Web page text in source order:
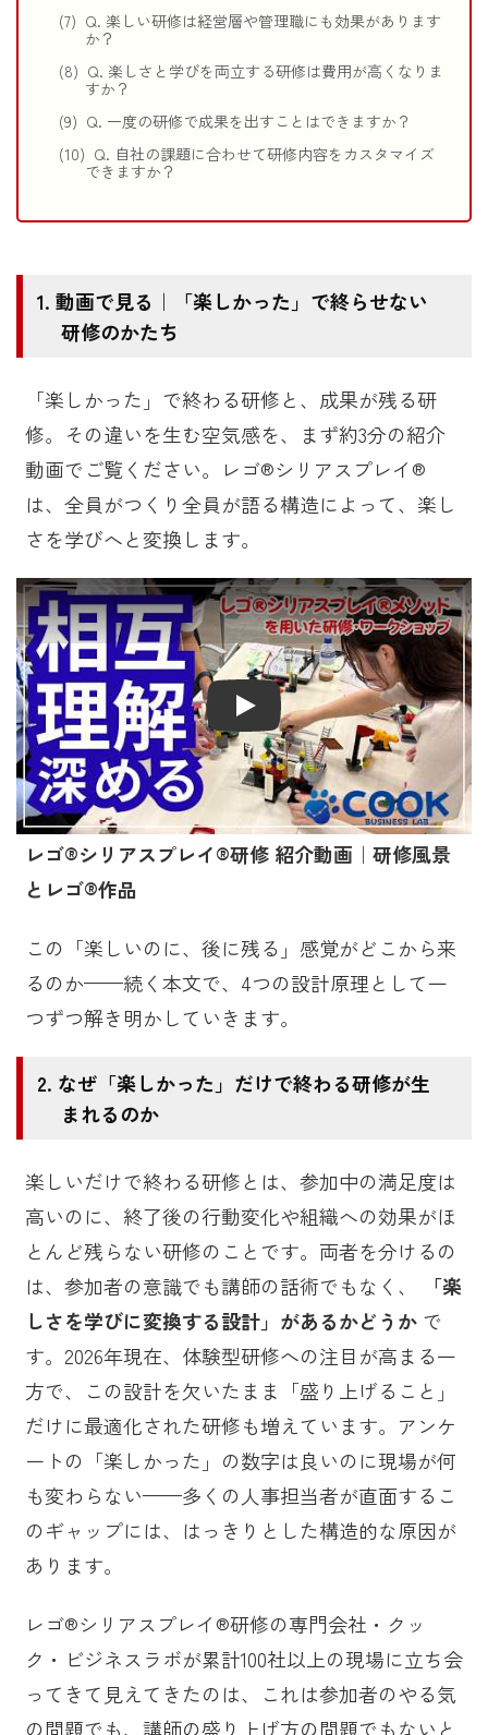
Q. 楽しい研修は経営層や管理職にも効果があります
か？
Q. 楽しさと学びを両立する研修は費用が高くなりま
すか？
Q. 一度の研修で成果を出すことはできますか？
Q. 自社の課題に合わせて研修内容をカスタマイズ
できますか？
動画で見る｜「楽しかった」で終らせない
研修のかたち
「楽しかった」で終わる研修と、成果が残る研
修。その違いを生む空気感を、まず約3分の紹介
動画でご覧ください。レゴ®シリアスプレイ®
は、全員がつくり全員が語る構造によって、楽し
さを学びへと変換します。
Play
レゴ®シリアスプレイ®研修 紹介動画｜研修風景
とレゴ®作品
この「楽しいのに、後に残る」感覚がどこから来
るのか——続く本文で、4つの設計原理として一
つずつ解き明かしていきます。
なぜ「楽しかった」だけで終わる研修が生
まれるのか
楽しいだけで終わる研修とは、参加中の満足度は
高いのに、終了後の行動変化や組織への効果がほ
とんど残らない研修のことです。両者を分けるの
は、参加者の意識でも講師の話術でもなく、
「楽
しさを学びに変換する設計」があるかどうか で
す。2026年現在、体験型研修への注目が高まる一
方で、この設計を欠いたまま「盛り上げること」
だけに最適化された研修も増えています。アンケ
ートの「楽しかった」の数字は良いのに現場が何
も変わらない——多くの人事担当者が直面するこ
のギャップには、はっきりとした構造的な原因が
あります。
レゴ®シリアスプレイ®研修の専門会社・クッ
ク・ビジネスラボが累計100社以上の現場に立ち会
ってきて見えてきたのは、これは参加者のやる気
の問題でも、講師の盛り上げ方の問題でもないと